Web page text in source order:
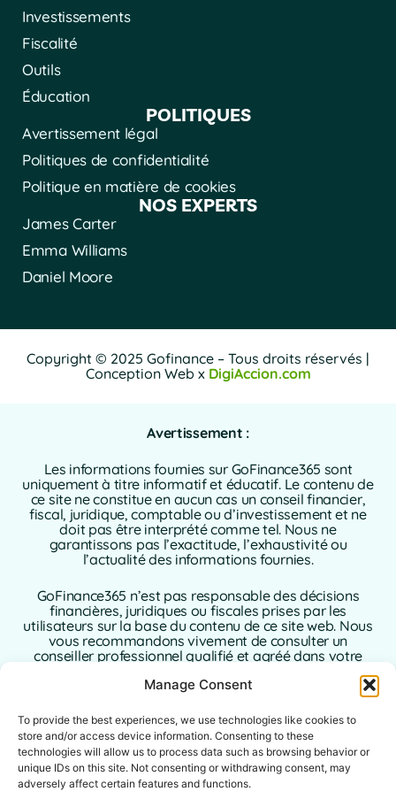
Manage Consent
To provide the best experiences, we use technologies like cookies to
store and/or access device information. Consenting to these
technologies will allow us to process data such as browsing behavior or
unique IDs on this site. Not consenting or withdrawing consent, may
adversely affect certain features and functions.
Investissements
Fiscalité
Outils
Éducation
POLITIQUES
Avertissement légal
Politiques de confidentialité
Politique en matière de cookies
NOS EXPERTS
James Carter
Emma Williams
Daniel Moore
Copyright © 2025 Gofinance – Tous droits réservés |
Conception Web x DigiAccion.com
Avertissement :
Les informations fournies sur GoFinance365 sont
uniquement à titre informatif et éducatif. Le contenu de
ce site ne constitue en aucun cas un conseil financier,
fiscal, juridique, comptable ou d’investissement et ne
doit pas être interprété comme tel. Nous ne
garantissons pas l’exactitude, l’exhaustivité ou
l’actualité des informations fournies.
GoFinance365 n’est pas responsable des décisions
financières, juridiques ou fiscales prises par les
utilisateurs sur la base du contenu de ce site web. Nous
vous recommandons vivement de consulter un
conseiller professionnel qualifié et agréé dans votre
concernant vos finances personnelles ou
L’utilisation de ce site web implique l’acceptation sans
réserve de la présente clause de non-responsabilité. Ni
GoFinance365, ni ses auteurs ou contributeurs
n’assument aucune responsabilité pour les dommages